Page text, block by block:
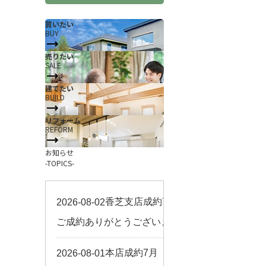
買いたい
BUY
売りたい
SALE
建てたい
BUILD
リフォーム
REFORM
お知らせ
-TOPICS-